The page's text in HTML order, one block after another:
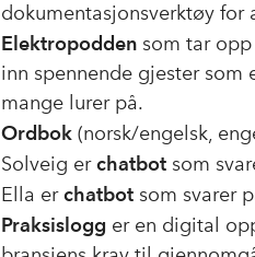
dokumentasjonsverktøy
Elektropodden som tar
inn spennende gjester
mange lurer på.
Ordbok (norsk/engelsk,
Solveig erchatbot som
Ella erchatbot som svarer
Praksislogg er en digital